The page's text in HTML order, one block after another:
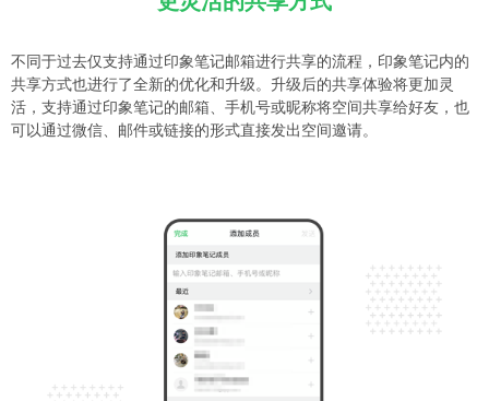
不同于过去仅支持通过印象笔记邮箱进行共享的流程，印象笔记内的
共享方式也进行了全新的优化和升级。升级后的共享体验将更加灵
活，支持通过印象笔记的邮箱、手机号或昵称将空间共享给好友，也
可以通过微信、邮件或链接的形式直接发出空间邀请。